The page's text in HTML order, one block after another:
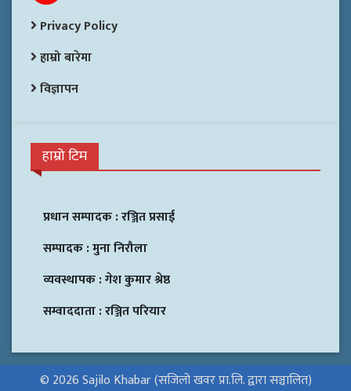
Privacy Policy
हाम्रो बारेमा
विज्ञापन
हाम्रो टिम
प्रधान सम्पादक :रञ्जित प्रसाई
सम्पादक :मुना निरौला
व्यवस्थापक :गेश कुमार श्रेष्ठ
सम्वाददाता :रञ्जित परियार
© 2026 Sajilo Khabar (सजिलो खवर प्रा.लि. द्वारा सञ्चालित)